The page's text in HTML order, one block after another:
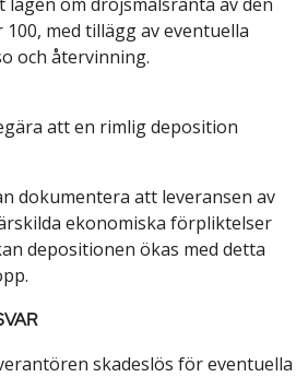
100, med tillägg av eventuella
och återvinning.
att en rimlig deposition
dokumentera att leveransen av
ekonomiska förpliktelser
depositionen ökas med detta
skadeslös för eventuella